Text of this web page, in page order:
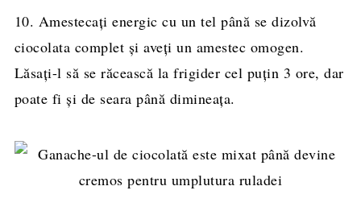
10. Amestecați energic cu un tel până se dizolvă
ciocolata complet și aveți un amestec omogen.
Lăsați-l să se răcească la frigider cel puțin 3 ore, dar
poate fi și de seara până dimineața.